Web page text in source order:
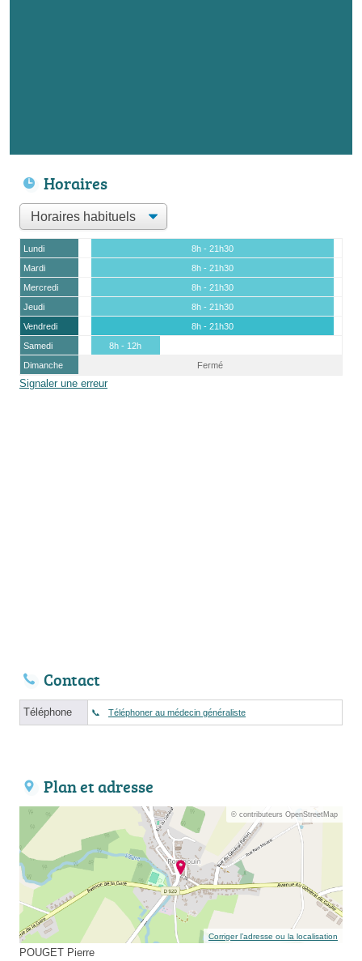
Horaires
Lundi
8h - 21h30
Mardi
8h - 21h30
Mercredi
8h - 21h30
Jeudi
8h - 21h30
Vendredi
8h - 21h30
Samedi
8h - 12h
Dimanche
Fermé
Signaler une erreur
Contact
Téléphone Téléphoner au médecin généraliste
Plan et adresse
© contributeurs OpenStreetMap
Corriger l’adresse ou la localisation
POUGET Pierre